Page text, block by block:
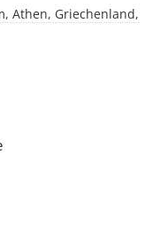
Athen, Griechenland,